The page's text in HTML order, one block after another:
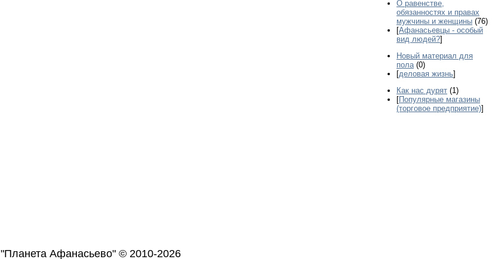
О равенстве,
обязанностях и правах
мужчины и женщины (76)
[Афанасьевцы - особый
вид людей?]
Новый материал для
пола (0)
[деловая жизнь]
Как нас дурят (1)
[Популярные магазины
(торговое предприятие)]
"Планета Афанасьево" © 2010-2026